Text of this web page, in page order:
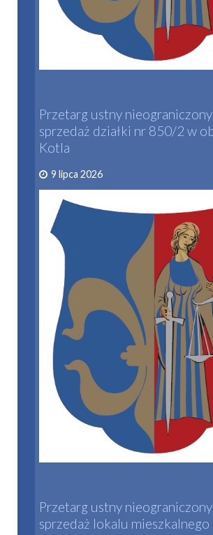
Przetarg ustny
sprzedaż działki nr 850/2 w
Kotla
9 lipca 2026
Przetarg ustny
sprzedaż lokalu mieszkalnego